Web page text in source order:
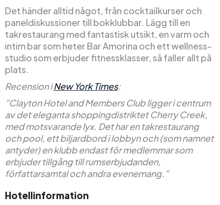
Det händer alltid något, från cocktailkurser och
paneldiskussioner till bokklubbar. Lägg till en
takrestaurang med fantastisk utsikt, en varm och
intim bar som heter Bar Amorina och ett wellness-
studio som erbjuder fitnessklasser, så faller allt på
plats.
Recension iNew York Times:
”Clayton Hotel and Members Club ligger i centrum
av det eleganta shoppingdistriktet Cherry Creek,
med motsvarande lyx. Det har en takrestaurang
och pool, ett biljardbord i lobbyn och (som namnet
antyder) en klubb endast för medlemmar som
erbjuder tillgång till rumserbjudanden,
författarsamtal och andra evenemang.”
Hotellinformation